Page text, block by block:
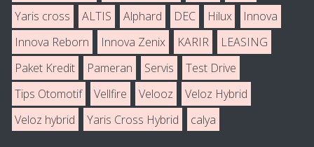
Yaris cross
ALTIS Alphard DEC Hilux
Innova
Innova Reborn
Innova Zenix KARIR
LEASING
Paket Kredit
Pameran Servis
Test Drive
Tips Otomotif
Vellfire Velooz
Veloz Hybrid
Veloz hybrid
Yaris Cross Hybrid calya